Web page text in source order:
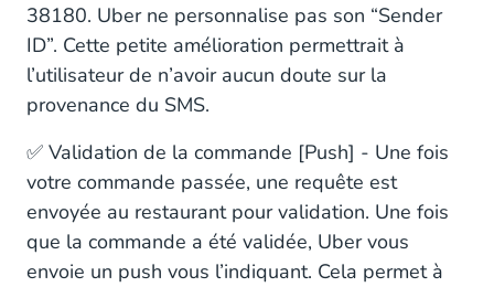
38180. Uber ne personnalise pas son “Sender
ID”. Cette petite amélioration permettrait à
l’utilisateur de n’avoir aucun doute sur la
provenance du SMS.
✅ Validation de la commande [Push] - Une fois
votre commande passée, une requête est
envoyée au restaurant pour validation. Une fois
que la commande a été validée, Uber vous
envoie un push vous l’indiquant. Cela permet à